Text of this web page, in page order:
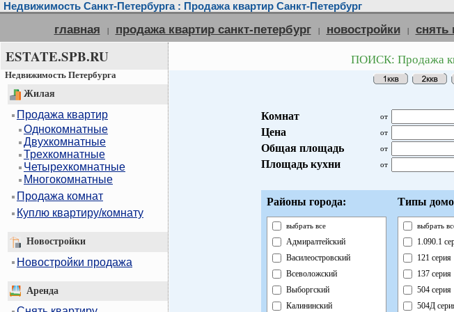
Недвижимость Санкт-Петербурга : Продажа квартир Санкт-Петербург
главная | продажа квартир санкт-петербург | новостройки | снять
ESTATE.SPB.RU
Недвижимость Петербурга
Жилая
Продажа квартир
Однокомнатные
Двухкомнатные
Трехкомнатные
Четырехкомнатные
Многокомнатные
Продажа комнат
Куплю квартиру/комнату
Новостройки
Новостройки продажа
Аренда
ПОИСК: Продажа
Комнат от
Цена от
Общая площадь от
Площадь кухни от
Районы города:
выбрать все
Адмиралтейский
Василеостровский
Всеволожский
Выборгский
Калининский
Типы
выбрать
1.090.1
121 серия
137 серия
504 серия
504Д